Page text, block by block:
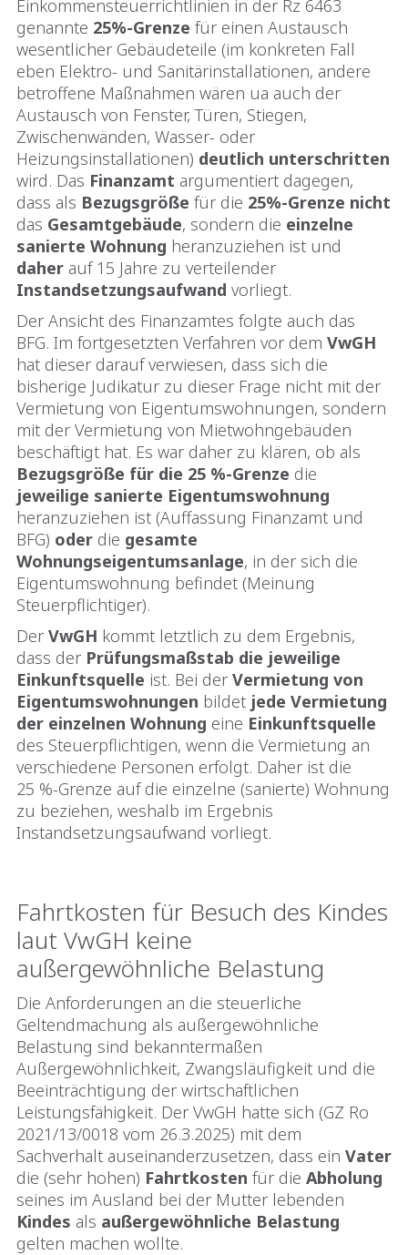
Einkommensteuerrichtlinien in der Rz 6463
genannte 25%-Grenze für einen Austausch
wesentlicher Gebäudeteile (im konkreten Fall
eben Elektro- und Sanitärinstallationen, andere
betroffene Maßnahmen wären ua auch der
Austausch von Fenster, Türen, Stiegen,
Zwischenwänden, Wasser- oder
Heizungsinstallationen) deutlich unterschritten
wird. Das Finanzamt argumentiert dagegen,
dass als Bezugsgröße für die 25%-Grenze nicht
das Gesamtgebäude, sondern die einzelne
sanierte Wohnung heranzuziehen ist und
daher auf 15 Jahre zu verteilender
Instandsetzungsaufwand vorliegt.
Der Ansicht des Finanzamtes folgte auch das
BFG. Im fortgesetzten Verfahren vor dem VwGH
hat dieser darauf verwiesen, dass sich die
bisherige Judikatur zu dieser Frage nicht mit der
Vermietung von Eigentumswohnungen, sondern
mit der Vermietung von Mietwohngebäuden
beschäftigt hat. Es war daher zu klären, ob als
Bezugsgröße für die 25 %-Grenze die
jeweilige sanierte Eigentumswohnung
heranzuziehen ist (Auffassung Finanzamt und
BFG) oder die gesamte
Wohnungseigentumsanlage, in der sich die
Eigentumswohnung befindet (Meinung
Steuerpflichtiger).
Der VwGH kommt letztlich zu dem Ergebnis,
dass der Prüfungsmaßstab die jeweilige
Einkunftsquelle ist. Bei der Vermietung von
Eigentumswohnungen bildet jede Vermietung
der einzelnen Wohnung eine Einkunftsquelle
des Steuerpflichtigen, wenn die Vermietung an
verschiedene Personen erfolgt. Daher ist die
25 %-Grenze auf die einzelne (sanierte) Wohnung
zu beziehen, weshalb im Ergebnis
Instandsetzungsaufwand vorliegt.
Fahrtkosten für Besuch des Kindes
laut VwGH keine
außergewöhnliche Belastung
Die Anforderungen an die steuerliche
Geltendmachung als außergewöhnliche
Belastung sind bekanntermaßen
Außergewöhnlichkeit, Zwangsläufigkeit und die
Beeinträchtigung der wirtschaftlichen
Leistungsfähigkeit. Der VwGH hatte sich (GZ Ro
2021/13/0018 vom 26.3.2025) mit dem
Sachverhalt auseinanderzusetzen, dass ein Vater
die (sehr hohen) Fahrtkosten für die Abholung
seines im Ausland bei der Mutter lebenden
Kindes als außergewöhnliche Belastung
gelten machen wollte.